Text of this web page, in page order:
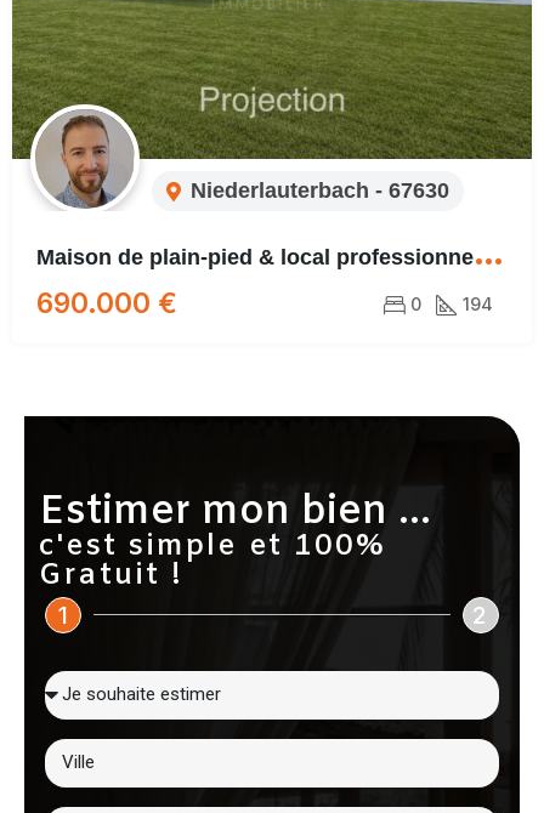
Niederlauterbach - 67630
M
aison de plain-pied & local professionnel – parcelle 1560 m²
690.000 € 0 194
Estimer mon bien ...
c'est simple et 100%
Gratuit !
1 2